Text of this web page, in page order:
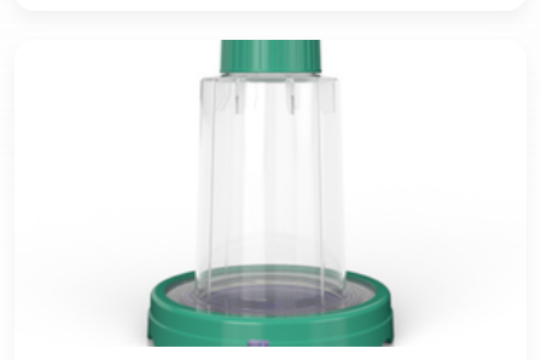
medium exchange. [Validated Sterile Fluid Path]